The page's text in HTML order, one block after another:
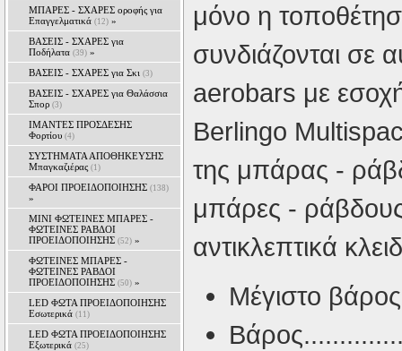
ΜΠΑΡΕΣ - ΣΧΑΡΕΣ oροφής για
Επαγγελματικά (12) »
ΒΑΣΕΙΣ - ΣΧΑΡΕΣ για
Ποδήλατα (39) »
ΒΑΣΕΙΣ - ΣΧΑΡΕΣ για Σκι (3)
ΒΑΣΕΙΣ - ΣΧΑΡΕΣ για Θαλάσσια
Σπορ (3)
ΙΜΑΝΤΕΣ ΠΡΟΣΔΕΣΗΣ
Φορτίου (4)
ΣΥΣΤΗΜΑΤΑ ΑΠΟΘΗΚΕΥΣΗΣ
Μπαγκαζιέρας (1)
ΦΑΡΟΙ ΠΡΟΕΙΔΟΠΟΙΗΣΗΣ (138)
»
MINI ΦΩΤΕΙΝΕΣ ΜΠΑΡΕΣ -
ΦΩΤΕΙΝΕΣ ΡΑΒΔΟΙ
ΠΡΟΕΙΔΟΠΟΙΗΣΗΣ (52) »
ΦΩΤΕΙΝΕΣ ΜΠΑΡΕΣ -
ΦΩΤΕΙΝΕΣ ΡΑΒΔΟΙ
ΠΡΟΕΙΔΟΠΟΙΗΣΗΣ (50) »
LED ΦΩΤΑ ΠΡΟΕΙΔΟΠΟΙΗΣΗΣ
Εσωτερικά (11)
LED ΦΩΤΑ ΠΡΟΕΙΔΟΠΟΙΗΣΗΣ
Εξωτερικά (25)
μόνο η
συνδιάζονται σε
aerobars με
Berlingο
της μπάρας -
μπάρες - ράβδους
αντικλεπτικά
Μέγιστο